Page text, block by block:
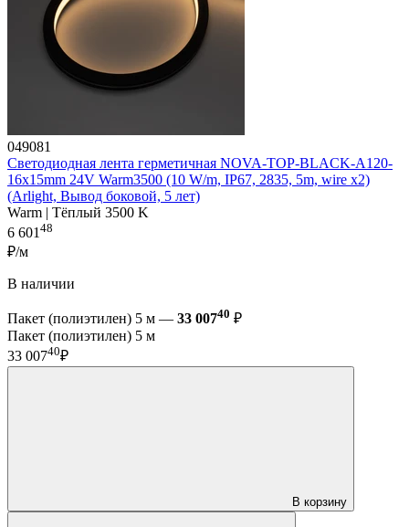
049081
Светодиодная лента герметичная NOVA-TOP-BLACK-A120-
16x15mm 24V Warm3500 (10 W/m, IP67, 2835, 5m, wire x2)
(Arlight, Вывод боковой, 5 лет)
Warm | Тёплый 3500 K
6 601 48
₽/м
В наличии
Пакет (полиэтилен) 5 м — 33 00740 ₽
Пакет (полиэтилен) 5 м
33 00740₽
В корзину